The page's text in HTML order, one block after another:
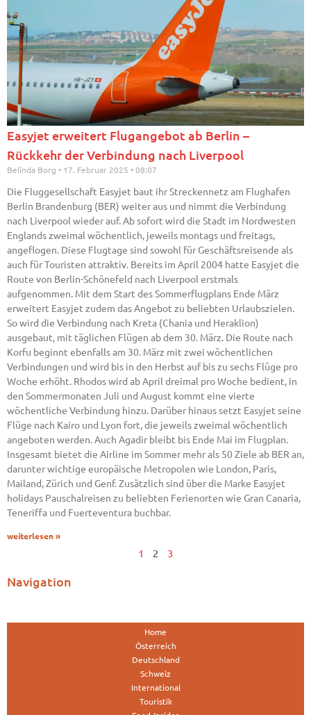
Easyjet erweitert Flugangebot ab Berlin –
Rückkehr der Verbindung nach Liverpool
Belinda Borg 17. Februar 2025 08:07
Die Fluggesellschaft Easyjet baut ihr Streckennetz am Flughafen
Berlin Brandenburg (BER) weiter aus und nimmt die Verbindung
nach Liverpool wieder auf. Ab sofort wird die Stadt im Nordwesten
Englands zweimal wöchentlich, jeweils montags und freitags,
angeflogen. Diese Flugtage sind sowohl für Geschäftsreisende als
auch für Touristen attraktiv. Bereits im April 2004 hatte Easyjet die
Route von Berlin-Schönefeld nach Liverpool erstmals
aufgenommen. Mit dem Start des Sommerflugplans Ende März
erweitert Easyjet zudem das Angebot zu beliebten Urlaubszielen.
So wird die Verbindung nach Kreta (Chania und Heraklion)
ausgebaut, mit täglichen Flügen ab dem 30. März. Die Route nach
Korfu beginnt ebenfalls am 30. März mit zwei wöchentlichen
Verbindungen und wird bis in den Herbst auf bis zu sechs Flüge pro
Woche erhöht. Rhodos wird ab April dreimal pro Woche bedient, in
den Sommermonaten Juli und August kommt eine vierte
wöchentliche Verbindung hinzu. Darüber hinaus setzt Easyjet seine
Flüge nach Kairo und Lyon fort, die jeweils zweimal wöchentlich
angeboten werden. Auch Agadir bleibt bis Ende Mai im Flugplan.
Insgesamt bietet die Airline im Sommer mehr als 50 Ziele ab BER an,
darunter wichtige europäische Metropolen wie London, Paris,
Mailand, Zürich und Genf. Zusätzlich sind über die Marke Easyjet
holidays Pauschalreisen zu beliebten Ferienorten wie Gran Canaria,
Teneriffa und Fuerteventura buchbar.
weiterlesen »
1 2 3
Navigation
Home
Österreich
Deutschland
Schweiz
International
Touristik